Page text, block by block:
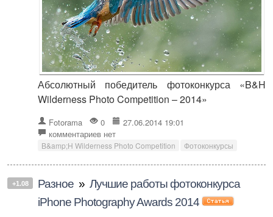
Абсолютный победитель фотоконкурса «B&H
Wilderness Photo Competition – 2014»
Fotorama 0
27.06.2014 19:01
комментариев нет
B&amp;H Wilderness Photo Competition Фотоконкурсы
+1.08 Разное » Лучшие работы фотоконкурса
iPhone Photography Awards 2014